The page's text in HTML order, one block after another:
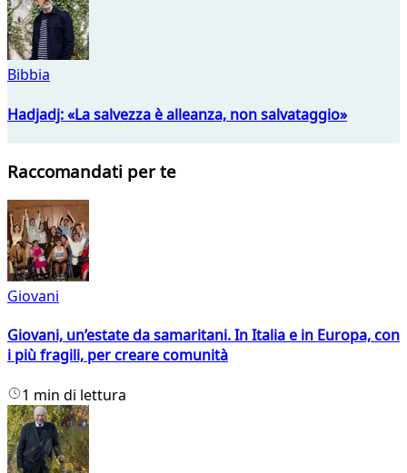
Bibbia
Hadjadj: «La salvezza è alleanza, non salvataggio»
Raccomandati per te
Giovani
Giovani, un’estate da samaritani. In Italia e in Europa, con
i più fragili, per creare comunità
1 min di lettura